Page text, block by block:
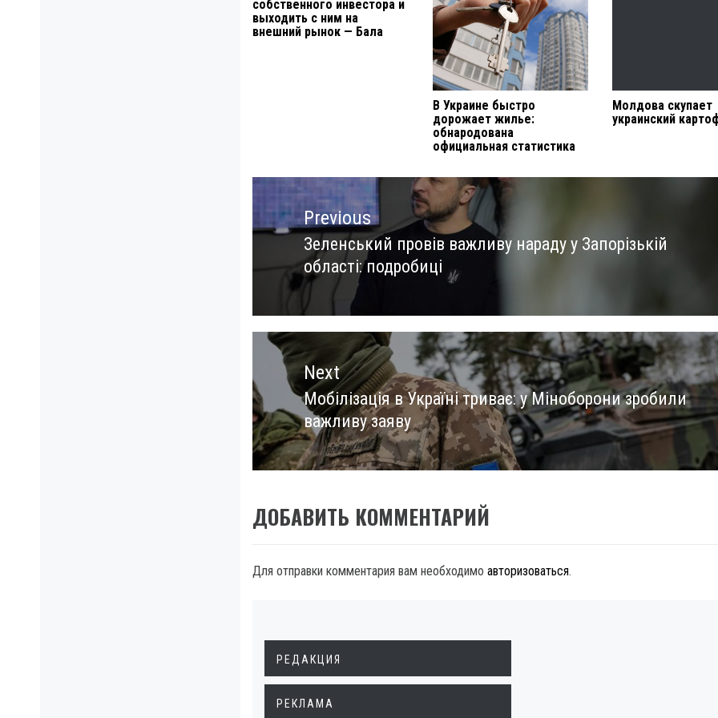
собственного инвестора и
выходить с ним на
внешний рынок — Бала
В Украине быстро
дорожает жилье:
обнародована
официальная статистика
Молдова скупает
украинский
Навигация
по
записямPrevious
Previous
post:
Зеленський провів важливу нараду у Запорізькій
області: подробиці
Next
Next
post:
Мобілізація в Україні триває: у Міноборони зробили
важливу заяву
ДОБАВИТЬ КОММЕНТАРИЙ
Для отправки комментария вам необходимо авторизоваться.
РЕДАКЦИЯ
РЕКЛАМА